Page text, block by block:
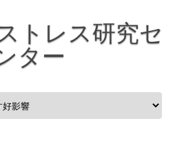
トレス研究セ
ター